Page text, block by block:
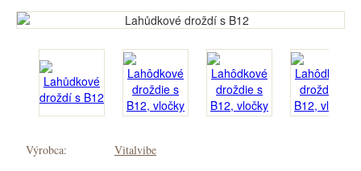
Výrobca: Vitalvibe